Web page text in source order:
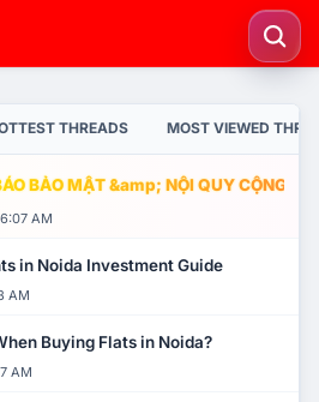
THREADS MOST VIEWED
BẢO MẬT &amp; NỘI QUY CỘNG
AM
in Noida Investment Guide
AM
Buying Flats in Noida?
AM